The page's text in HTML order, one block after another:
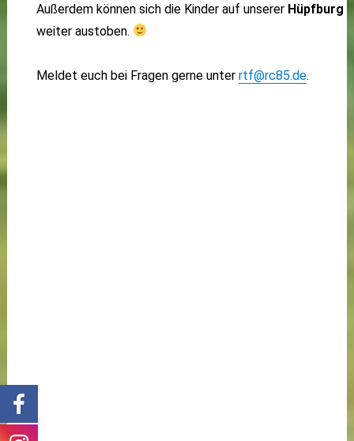
Außerdem können sich die Kinder auf unserer Hüpfburg
weiter austoben.
Meldet euch bei Fragen gerne unter rtf@rc85.de.